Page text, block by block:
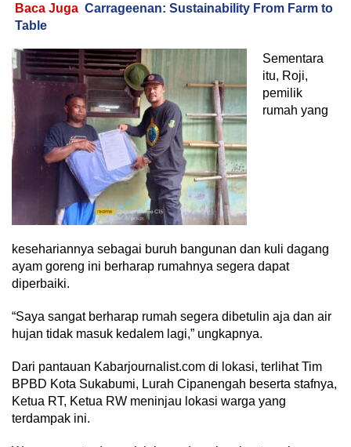
Baca Juga Carrageenan: Sustainability From Farm to
Table
Sementara
itu, Roji,
pemilik
rumah yang
kesehariannya sebagai buruh bangunan dan kuli dagang
ayam goreng ini berharap rumahnya segera dapat
diperbaiki.
“Saya sangat berharap rumah segera dibetulin aja dan air
hujan tidak masuk kedalem lagi,” ungkapnya.
Dari pantauan Kabarjournalist.com di lokasi, terlihat Tim
BPBD Kota Sukabumi, Lurah Cipanengah beserta stafnya,
Ketua RT, Ketua RW meninjau lokasi warga yang
terdampak ini.